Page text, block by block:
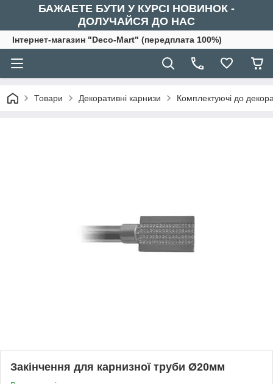
БАЖАЕТЕ БУТИ У КУРСІ НОВИНОК -
ДОЛУЧАЙСЯ ДО НАС
Інтернет-магазин "Deco-Mart" (передплата 100%)
Товари Декоративні карнизи Комплектуючі до
Закінчення для карнизної труби Ø20мм